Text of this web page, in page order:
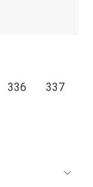
336
337